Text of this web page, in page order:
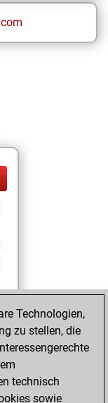
Technologien,
zu stellen, die
technisch
sowie